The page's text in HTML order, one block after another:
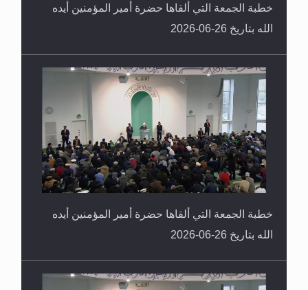
خطبة الجمعة التي ألقاها حضرة أمير المؤمنين أيده
الله بتاريخ 26-06-2026
خطبة الجمعة التي ألقاها حضرة أمير المؤمنين أيده
الله بتاريخ 26-06-2026